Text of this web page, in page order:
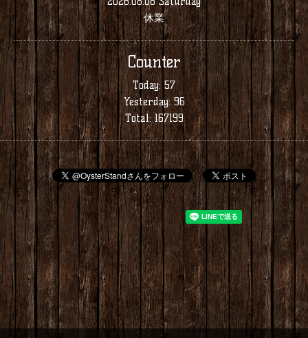
休業
Counter
Today: 57
Yesterday:96
Total:167199